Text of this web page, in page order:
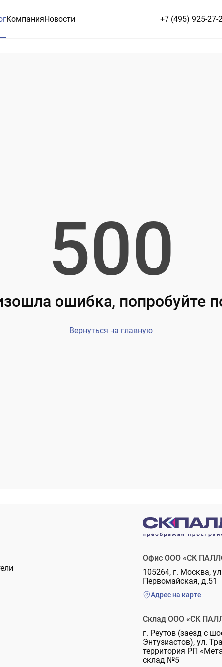
КомпанияНовости +7 (495) 925-27-
500
ошибка, попробуйте
Вернуться на главную
Офис ООО «СК
105264, г. Москва,
Первомайская, д.51
Адрес на карте
Склад ООО «СК
г. Реутов (заезд с
Энтузиастов), ул.
территория РП
склад №5